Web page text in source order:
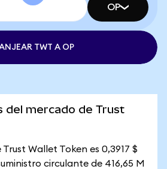
OP
TWT A OP
del mercado de Trust
Wallet Token es 0,3917 $
circulante de 416,65 M